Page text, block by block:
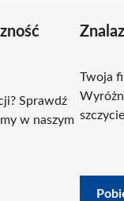
Sprawdź
w naszym
Twoja